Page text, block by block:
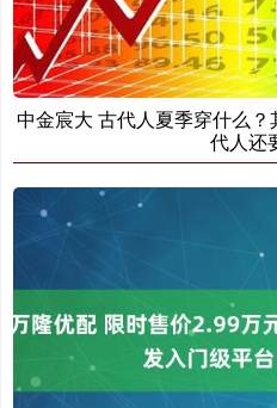
中金宸大 古代人夏季穿什么
代人还